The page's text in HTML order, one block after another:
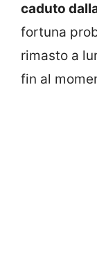
caduto
fortuna
rimasto a
fin al